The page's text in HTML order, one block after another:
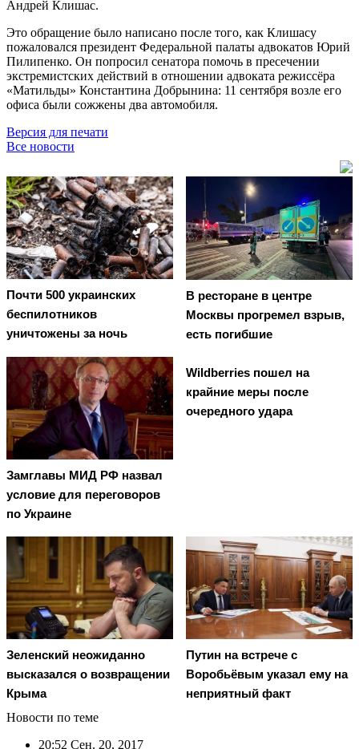
Андрей Клишас.
Это обращение было написано после того, как Клишасу
пожаловался президент Федеральной палаты адвокатов Юрий
Пилипенко. Он попросил сенатора помочь в пресечении
экстремистских действий в отношении адвоката режиссёра
«Матильды» Константина Добрынина: 11 сентября возле его
офиса были сожжены два автомобиля.
Версия для печати
Все новости
Почти 500 украинских
беспилотников
уничтожены за ночь
В ресторане в центре
Москвы прогремел взрыв,
есть погибшие
Замглавы МИД РФ назвал
условие для переговоров
по Украине
Wildberries пошел на
крайние меры после
очередного удара
Зеленский неожиданно
высказался о возвращении
Крыма
Путин на встрече с
Воробьёвым указал ему на
неприятный факт
Новости по теме
20:52 Сен. 20, 2017